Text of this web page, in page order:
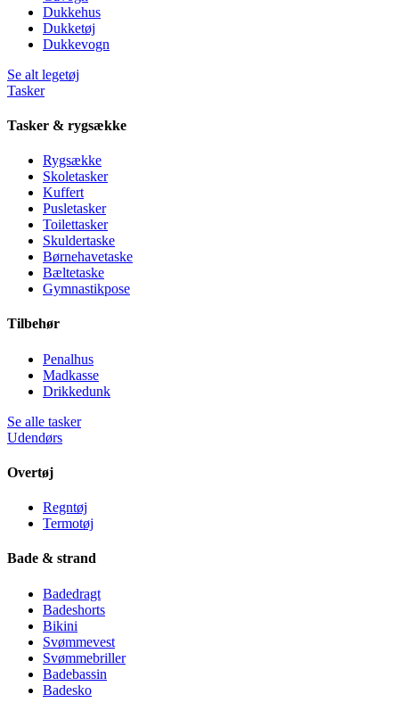
Dukkehus
Dukketøj
Dukkevogn
Se alt legetøj
Tasker
Tasker & rygsække
Rygsække
Skoletasker
Kuffert
Pusletasker
Toilettasker
Skuldertaske
Børnehavetaske
Bæltetaske
Gymnastikpose
Tilbehør
Penalhus
Madkasse
Drikkedunk
Se alle tasker
Udendørs
Overtøj
Regntøj
Termotøj
Bade & strand
Badedragt
Badeshorts
Bikini
Svømmevest
Svømmebriller
Badebassin
Badesko